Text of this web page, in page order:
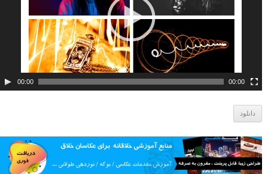
00:00 00:00
دانلود